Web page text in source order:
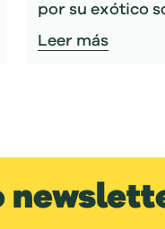
por su exótico
Leer más